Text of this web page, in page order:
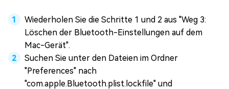
Wiederholen Sie die Schritte 1 und 2 aus "Weg 3:
Löschen der Bluetooth-Einstellungen auf dem
Mac-Gerät".
Suchen Sie unter den Dateien im Ordner
"Preferences" nach
"com.apple.Bluetooth.plist.lockfile" und